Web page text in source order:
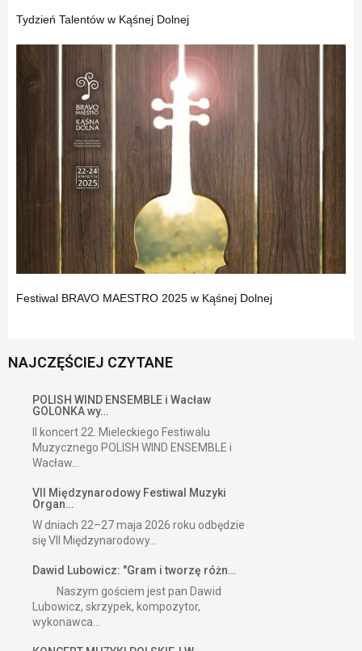
Tydzień Talentów w Kąśnej Dolnej
Festiwal BRAVO MAESTRO 2025 w Kąśnej Dolnej
NAJCZĘŚCIEJ CZYTANE
POLISH WIND ENSEMBLE i Wacław
GOLONKA wy…
II koncert 22. Mieleckiego Festiwalu
Muzycznego POLISH WIND ENSEMBLE i
Wacław...
VII Międzynarodowy Festiwal Muzyki
Organ…
W dniach 22–27 maja 2026 roku odbędzie
się VII Międzynarodowy...
Dawid Lubowicz: "Gram i tworzę różn…
Naszym gościem jest pan Dawid
Lubowicz, skrzypek, kompozytor,
wykonawca...